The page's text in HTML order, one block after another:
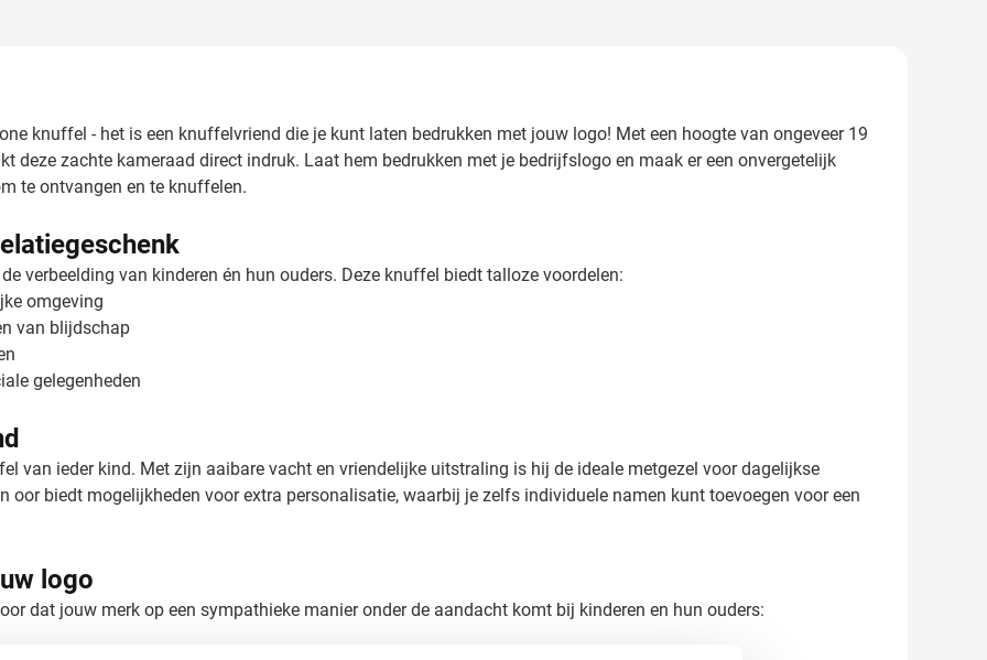
knuffel - het is een knuffelvriend die je kunt laten bedrukken met jouw logo! Met een hoogte van ongeveer 19
deze zachte kameraad direct indruk. Laat hem bedrukken met je bedrijfslogo en maak er een onvergetelijk
te ontvangen en te knuffelen.
verbeelding van kinderen én hun ouders. Deze knuffel biedt talloze voordelen:
omgeving
van blijdschap
gelegenheden
van ieder kind. Met zijn aaibare vacht en vriendelijke uitstraling is hij de ideale metgezel voor dagelijkse
biedt mogelijkheden voor extra personalisatie, waarbij je zelfs individuele namen kunt toevoegen voor een
logo
dat jouw merk op een sympathieke manier onder de aandacht komt bij kinderen en hun ouders: